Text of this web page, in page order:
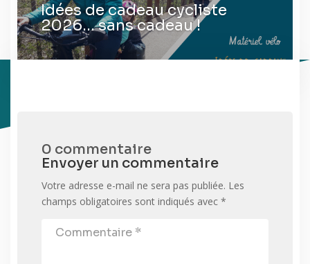
Idées de cadeau cycliste
2026… sans cadeau !
0 commentaire
Envoyer un commentaire
Votre adresse e-mail ne sera pas publiée. Les
champs obligatoires sont indiqués avec *